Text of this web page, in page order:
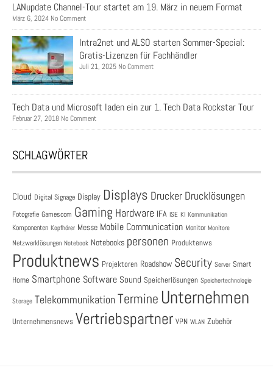
LANupdate Channel-Tour startet am 19. März in neuem Format
März 6, 2024 No Comment
Intra2net und ALSO starten Sommer-Special:
Gratis-Lizenzen für Fachhändler
Juli 21, 2025 No Comment
Tech Data und Microsoft laden ein zur 1. Tech Data Rockstar Tour
Februar 27, 2018 No Comment
SCHLAGWÖRTER
Cloud Digital Signage Display Displays Drucker Drucklösungen
Fotografie Gamescom Gaming Hardware IFA ISE KI Kommunikation
Komponenten Kopfhörer Messe Mobile Communication Monitor Monitore
Netzwerklösungen Notebook Notebooks personen Produktenws
Produktnews Projektoren Roadshow Security Server Smart
Home Smartphone Software Sound Speicherlösungen Speichertechnologie
Storage Telekommunikation Termine Unternehmen
Unternehmensnews Vertriebspartner VPN WLAN Zubehör